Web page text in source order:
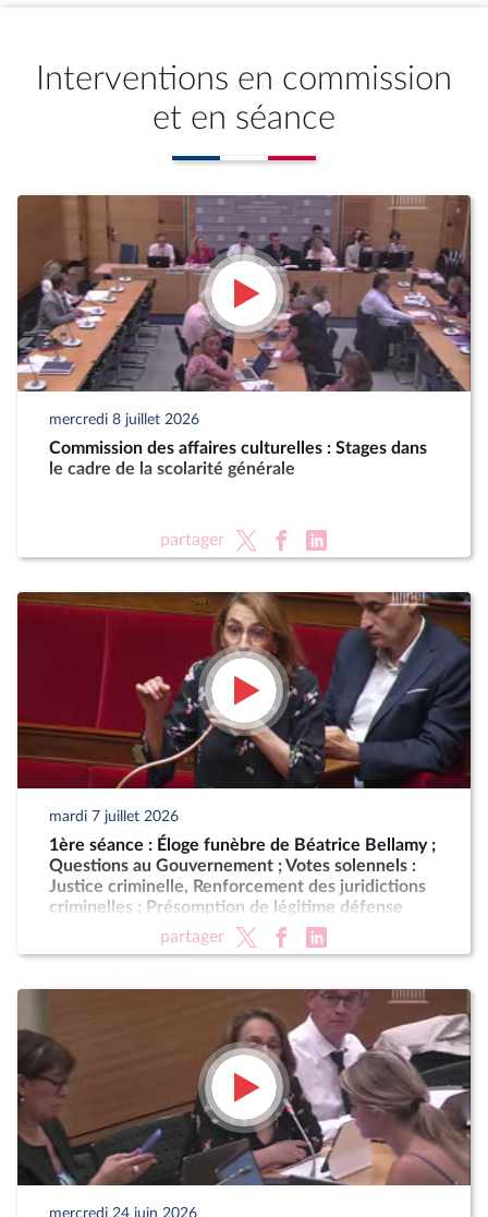
Interventions en commission
et en séance
mercredi 8 juillet 2026
Commission des affaires culturelles : Stages dans
le cadre de la scolarité générale
partager
mardi 7 juillet 2026
1ère séance : Éloge funèbre de Béatrice Bellamy ;
Questions au Gouvernement ; Votes solennels :
Justice criminelle, Renforcement des juridictions
criminelles ; Présomption de légitime défense
pour les forces de l'ordre
partager
mercredi 24 juin 2026